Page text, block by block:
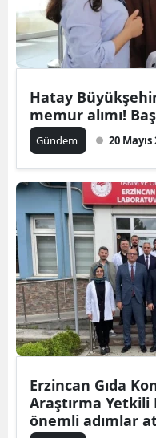
Hatay
memur alımı!
Gündem 20 Mayıs
Erzincan Gıda
Araştırma
önemli adımlar